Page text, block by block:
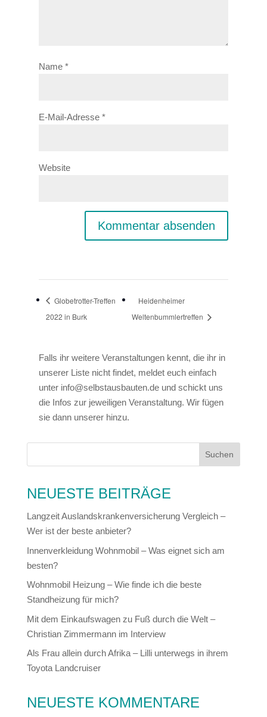
Name *
E-Mail-Adresse *
Website
Globetrotter-Treffen
2022 in Burk
Heidenheimer
Weltenbummlertreffen
Falls ihr weitere Veranstaltungen kennt, die ihr in
unserer Liste nicht findet, meldet euch einfach
unter info@selbstausbauten.de und schickt uns
die Infos zur jeweiligen Veranstaltung. Wir fügen
sie dann unserer hinzu.
NEUESTE BEITRÄGE
Langzeit Auslandskrankenversicherung Vergleich –
Wer ist der beste anbieter?
Innenverkleidung Wohnmobil – Was eignet sich am
besten?
Wohnmobil Heizung – Wie finde ich die beste
Standheizung für mich?
Mit dem Einkaufswagen zu Fuß durch die Welt –
Christian Zimmermann im Interview
Als Frau allein durch Afrika – Lilli unterwegs in ihrem
Toyota Landcruiser
NEUESTE KOMMENTARE